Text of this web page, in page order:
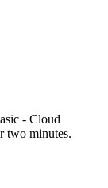
- Cloud
minutes.